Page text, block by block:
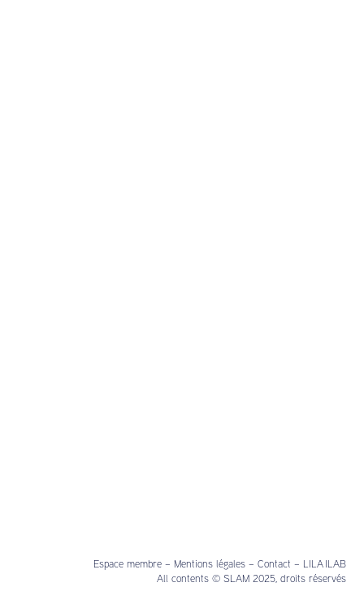
Espace membre– Mentions légales– Contact – LILA ILAB
All contents © SLAM 2025, droits réservés